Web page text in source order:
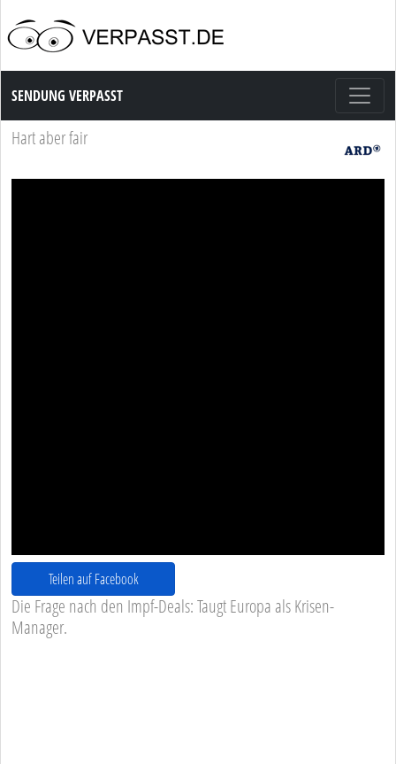
Sendung Verpasst
SENDUNG VERPASST
Hart aber fair
Teilen auf Facebook
Die Frage nach den Impf-Deals: Taugt Europa als Krisen-
Manager.